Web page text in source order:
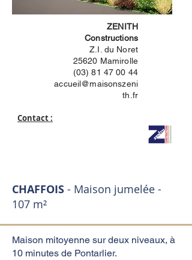
ZENITH
Constructions
Z.I. du Noret
25620 Mamirolle
(03) 81 47 00 44
accueil@maisonszeni
th.fr
Contact :
CHAFFOIS - Maison jumelée -
107 m²
Maison mitoyenne sur deux niveaux, à
10 minutes de Pontarlier.